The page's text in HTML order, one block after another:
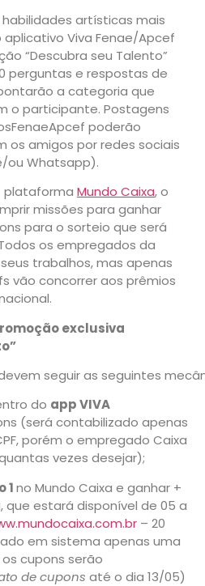
artísticas mais
Viva Fenae/Apcef
“Descubra seu Talento”
perguntas e respostas de
a categoria que
o participante. Postagens
poderão
os amigos por redes sociais
ou Whatsapp).
plataforma Mundo Caixa, o
missões para ganhar
para o sorteio que será
os empregados da
trabalhos, mas apenas
vão concorrer aos prêmios
exclusiva
seguir as seguintes
do app VIVA
(será contabilizado apenas
porém o empregado Caixa
vezes desejar);
1no Mundo Caixa e ganhar +
que estará disponível de 05 a
– 20
em sistema apenas uma
cupons serão
de cupons até o dia 13/05)